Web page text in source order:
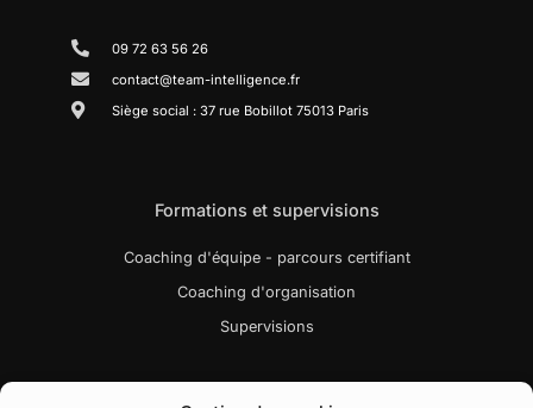
09 72 63 56 26
contact@team-intelligence.fr
Siège social : 37 rue Bobillot 75013 Paris
Formations et supervisions
Coaching d'équipe - parcours certifiant
Coaching d'organisation
Supervisions
Liens utiles